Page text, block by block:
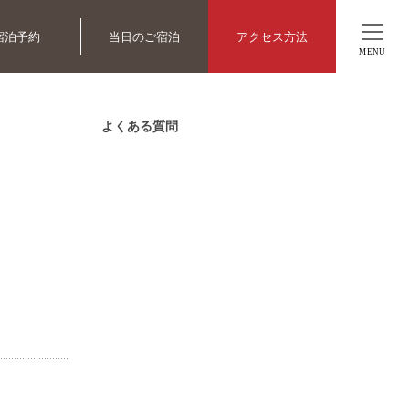
泊予約 当日のご宿泊 アクセス方法
MENU
よくある質問